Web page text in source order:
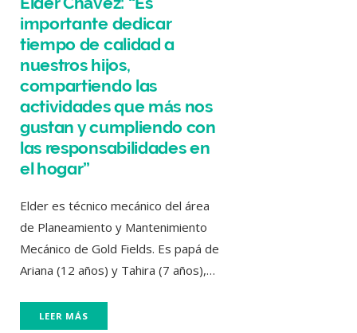
importante dedicar
tiempo de calidad a
nuestros hijos,
compartiendo las
actividades que más nos
gustan y cumpliendo con
las responsabilidades en
el hogar”
Elder es técnico mecánico del área
de Planeamiento y Mantenimiento
Mecánico de Gold Fields. Es papá de
Ariana (12 años) y Tahira (7 años),…
LEER MÁS